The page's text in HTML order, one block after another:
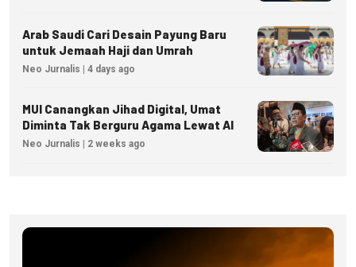
Arab Saudi Cari Desain Payung Baru
untuk Jemaah Haji dan Umrah
Neo Jurnalis | 4 days ago
MUI Canangkan Jihad Digital, Umat
Diminta Tak Berguru Agama Lewat AI
Neo Jurnalis | 2 weeks ago